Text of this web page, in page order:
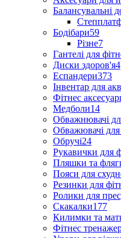
Балансувальні
Бодібари59
Різне7
Гантелі для
Диски здоров'я4
Еспандери373
Інвентар для
Фітнес
Медболи14
Обважнювачі
Обважювачі для
Обручі24
Рукавички для
Пляшки та
Пояси для
Резинки для
Ролики для
Скакалки177
Килимки та
Фітнес